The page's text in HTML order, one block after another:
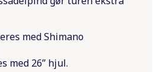
med Shimano
med 26” hjul.